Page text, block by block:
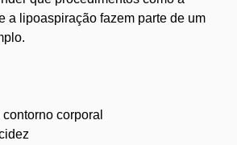
a lipoaspiração fazem parte de um
corporal